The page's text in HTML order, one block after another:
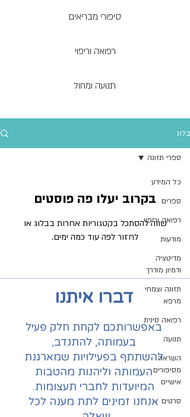
סיפורי מבריאים
רפואה וריפוי
תנועה ומחול
בלוג
כל המידע
ספרים
רפואה וריפוי
מודעות
מדיטציה
ודמיון מודרך
תזונה וצמחי
מרפא
רפואה סינית
תנועה
השראה
מסיפורים
אישיים
סרטים
ספרי תזונה
בקרוב יעלו פה פוסטים
שווה להסתכל בקטגוריות אחרות בבלוג או
לחזור לפה עוד כמה ימים.
דברו איתנו
באפשרותכם לקחת חלק פעיל
בעמותה, להתנדב,
להשתתף בפעילויות שמארגנת
העמותה וליהנות מהטבות
המיועדות לחברי תעצומות.
אנחנו זמינים לתת מענה לכל